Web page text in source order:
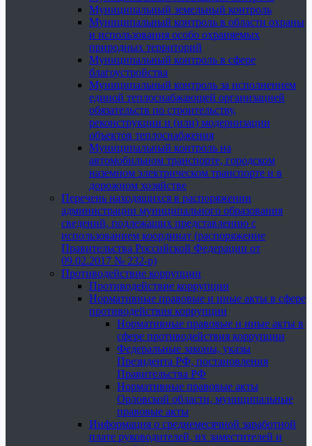
Муниципальный земельный контроль
Муниципальный контроль в области охраны
и использования особо охраняемых
природных территорий
Муниципальный контроль в сфере
благоустройства
Муниципальный контроль за исполнением
единой теплоснабжающей организацией
обязательств по строительству,
реконструкции и (или) модернизации
объектов теплоснабжения
Муниципальный контроль на
автомобильном транспорте, городском
наземном электрическом транспорте и в
дорожном хозяйстве
Перечень находящихся в распоряжении
администрации муниципального образования
сведений, подлежащих представлению с
использованием координат (распоряжение
Правительства Российской Федерации от
09.02.2017 № 232-р)
Противодействие коррупции
Противодействие коррупции
Нормативные правовые и иные акты в сфере
противодействия коррупции
Нормативные правовые и иные акты в
сфере противодействия коррупции
Федеральные законы, указы
Президента РФ, постановления
Правительства РФ
Нормативные правовые акты
Орловской области, муниципальные
правовые акты
Информация о среднемесячной заработной
плате руководителей, их заместителей и